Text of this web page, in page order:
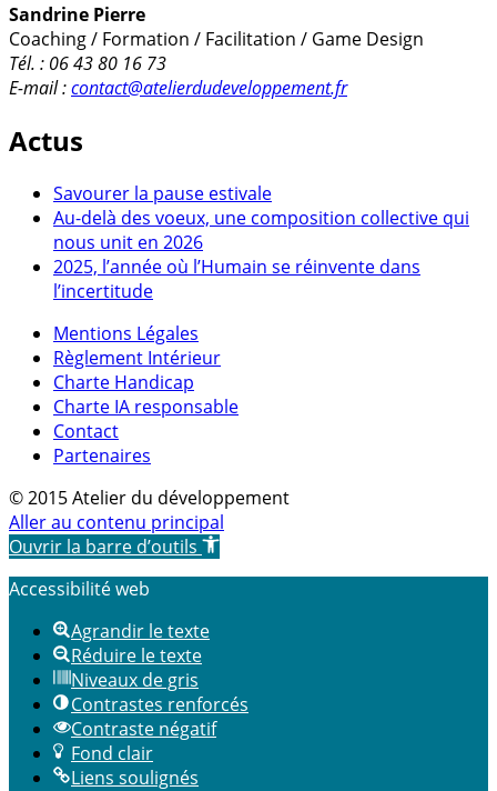
Sandrine Pierre
Coaching / Formation / Facilitation / Game Design
Tél. : 06 43 80 16 73
E-mail :contact@atelierdudeveloppement.fr
Actus
Savourer la pause estivale
Au-delà des voeux, une composition collective qui
nous unit en 2026
2025, l’année où l’Humain se réinvente dans
l’incertitude
Mentions Légales
Règlement Intérieur
Charte Handicap
Charte IA responsable
Contact
Partenaires
© 2015 Atelier du développement
Aller au contenu principal
Ouvrir la barre d’outils
Accessibilité web
Agrandir le texte
Réduire le texte
Niveaux de gris
Contrastes renforcés
Contraste négatif
Fond clair
Liens soulignés